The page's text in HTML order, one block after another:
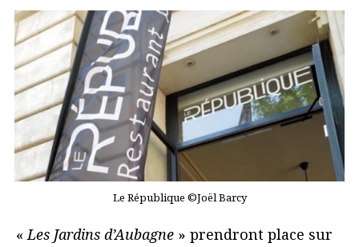
Le République ©Joël Barcy
« Les Jardins d’Aubagne » prendront place sur